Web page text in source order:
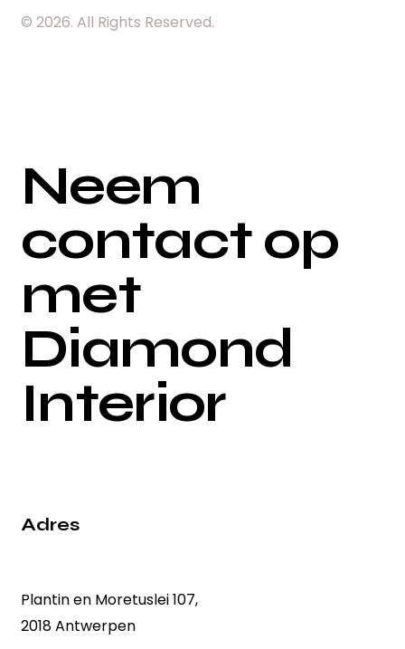
© 2026. All Rights Reserved.
Neem
contact op
met
Diamond
Interior
Adres
Plantin en Moretuslei 107,
2018 Antwerpen